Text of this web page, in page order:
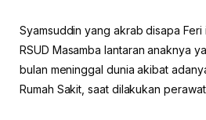
Syamsuddin yang akrab disapa Feri
RSUD Masamba lantaran anaknya
bulan meninggal dunia akibat
Rumah Sakit, saat dilakukan